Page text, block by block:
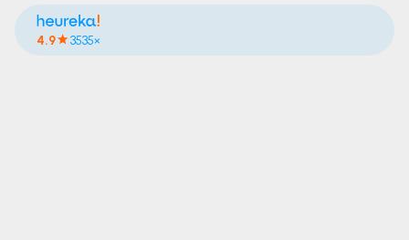
4.9 3535×